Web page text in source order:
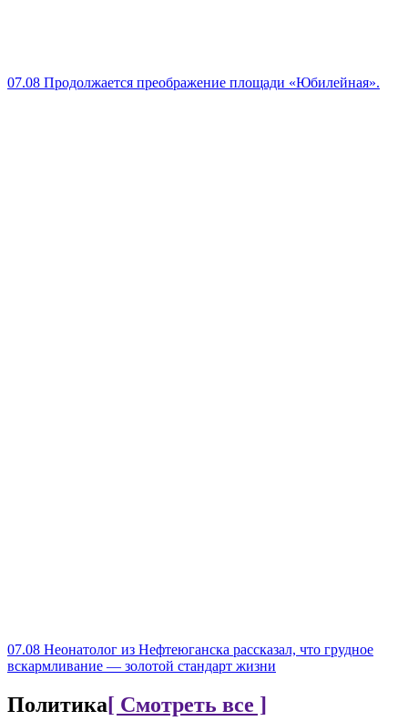
07.08 Продолжается преображение площади «Юбилейная».
07.08 Неонатолог из Нефтеюганска рассказал, что грудное
вскармливание — золотой стандарт жизни
Политика[ Смотреть все ]